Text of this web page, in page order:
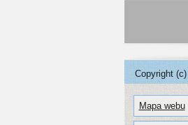
Copyright
Mapa webu